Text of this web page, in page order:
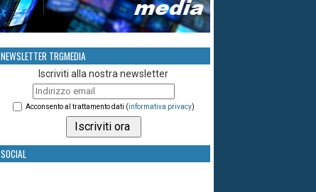
NEWSLETTER TRGMEDIA
Iscriviti alla nostra newsletter
Acconsento al trattamento dati (informativa privacy)
SOCIAL